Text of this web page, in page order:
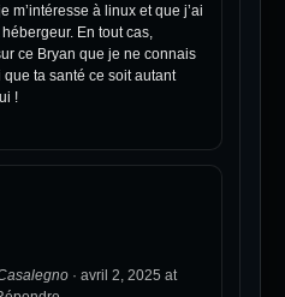
m’intéresse à linux et que j’ai
En tout cas,
ce Bryan que je ne connais
ta santé ce soit autant
!
· avril 2, 2025 at